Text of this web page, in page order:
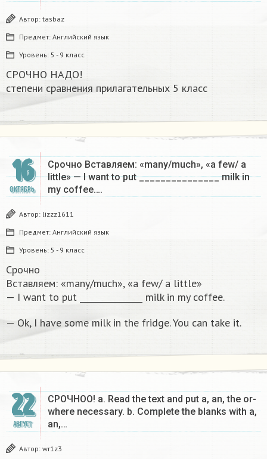
Автор: tasbaz
Предмет: Английский язык
Уровень: 5 - 9 класс
СРОЧНО НАДО!
степени сравнения прилагательных 5 класс​
16
ОКТЯБРЬ
Срочно Вставляем: «many/much», «a few/ a
little» — I want to put _______________ milk in
my coffee….
Автор: lizzz1611
Предмет: Английский язык
Уровень: 5 - 9 класс
Срочно
Вставляем: «many/much», «a few/ a little»
— I want to put _______________ milk in my coffee.
— Ok, I have some milk in the fridge. You can take it.
22
АВГУСТ
СРОЧНОО! a. Read the text and put a, an, the or-
where necessary. b. Complete the blanks with a,
an,…
Автор: wr1z3